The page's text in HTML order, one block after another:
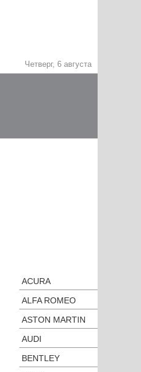
Четверг, 6 августа
ACURA
ALFA ROMEO
ASTON MARTIN
AUDI
BENTLEY